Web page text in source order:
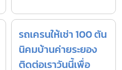
รถเครนให้เช่า 100 ตัน
นิคมบ้านค่ายระยอง
ติดต่อเราวันนี้เพื่อ